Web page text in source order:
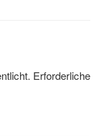
Erforderliche